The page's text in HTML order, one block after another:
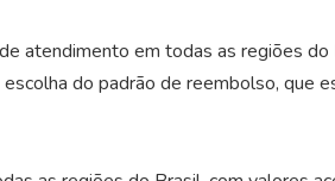
atendimento em todas as regiões
do padrão de reembolso, que